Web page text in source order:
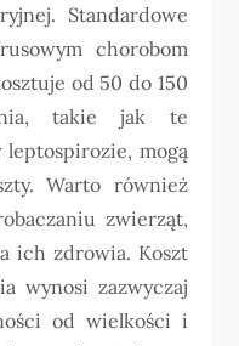
Standardowe
chorobom
od 50 do 150
takie jak te
mogą
Warto również
zwierząt,
ich zdrowia. Koszt
wynosi zazwyczaj
od wielkości i